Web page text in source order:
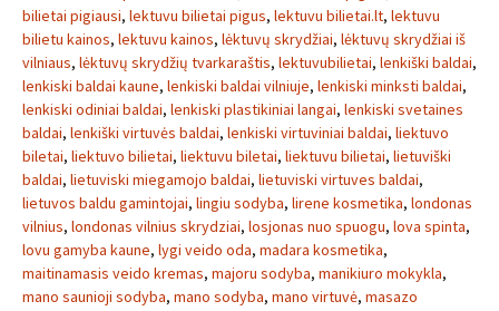
bilietai pigiausi, lektuvu bilietai pigus, lektuvu bilietai.lt, lektuvu
bilietu kainos, lektuvu kainos, lėktuvų skrydžiai, lėktuvų skrydžiai iš
vilniaus, lėktuvų skrydžių tvarkaraštis, lektuvubilietai, lenkiški baldai,
lenkiski baldai kaune, lenkiski baldai vilniuje, lenkiski minksti baldai,
lenkiski odiniai baldai, lenkiski plastikiniai langai, lenkiski svetaines
baldai, lenkiški virtuvės baldai, lenkiski virtuviniai baldai, liektuvo
biletai, liektuvo bilietai, liektuvu biletai, liektuvu bilietai, lietuviški
baldai, lietuviski miegamojo baldai, lietuviski virtuves baldai,
lietuvos baldu gamintojai, lingiu sodyba, lirene kosmetika, londonas
vilnius, londonas vilnius skrydziai, losjonas nuo spuogu, lova spinta,
lovu gamyba kaune, lygi veido oda, madara kosmetika,
maitinamasis veido kremas, majoru sodyba, manikiuro mokykla,
mano saunioji sodyba, mano sodyba, mano virtuvė, masazo